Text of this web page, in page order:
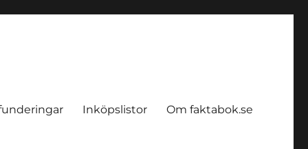
Inköpslistor Om faktabok.se